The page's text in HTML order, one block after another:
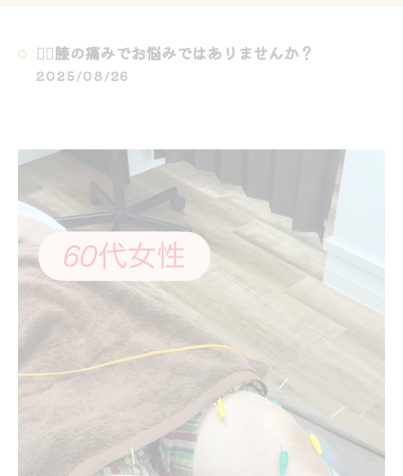
🏃‍♂️膝の痛みでお悩みではありませんか？
2025/08/26